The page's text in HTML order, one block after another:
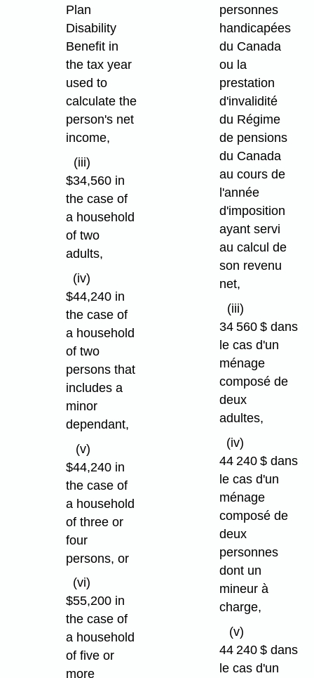
Plan
Disability
Benefit in
the tax year
used to
calculate the
person's net
income,
(iii)
$34,560 in
the case of
a household
of two
adults,
(iv)
$44,240 in
the case of
a household
of two
persons that
includes a
minor
dependant,
(v)
$44,240 in
the case of
a household
of three or
four
persons, or
(vi)
$55,200 in
the case of
a household
of five or
more
personnes
handicapées
du Canada
ou la
prestation
d'invalidité
du Régime
de pensions
du Canada
au cours de
l'année
d'imposition
ayant servi
au calcul de
son revenu
net,
(iii)
34 560 $ dans
le cas d'un
ménage
composé de
deux
adultes,
(iv)
44 240 $ dans
le cas d'un
ménage
composé de
deux
personnes
dont un
mineur à
charge,
(v)
44 240 $ dans
le cas d'un